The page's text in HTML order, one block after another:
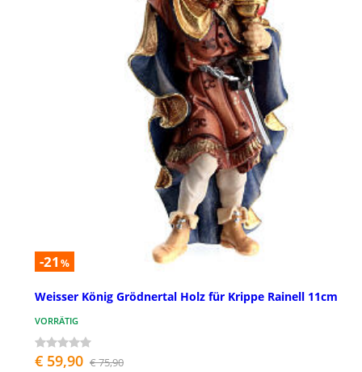
-21 %
Weisser König Grödnertal Holz für Krippe Rainell 11cm
VORRÄTIG
€ 59,90 € 75,90